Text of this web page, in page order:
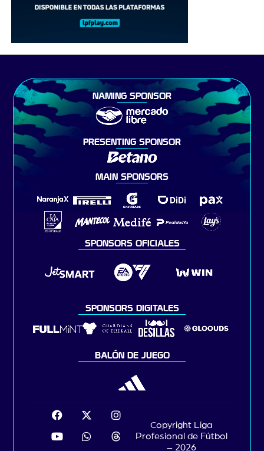
NAMING SPONSOR
PRESENTING SPONSOR
MAIN SPONSORS
SPONSORS OFICIALES
SPONSORS DIGITALES
BALÓN DE JUEGO
Copyright Liga
Profesional de Fútbol
– 2026